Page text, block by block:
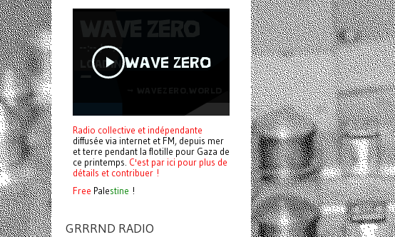
Radio collective et indépendante
diffusée via internet et FM, depuis mer
et terre pendant la flotille pour Gaza de
ce printemps. C'est par ici pour plus de
détails et contribuer !
Free Palestine !
GRRRND RADIO